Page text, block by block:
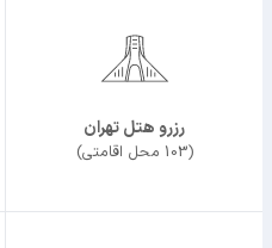
رزرو هتل تهران
(103 محل اقامتی)